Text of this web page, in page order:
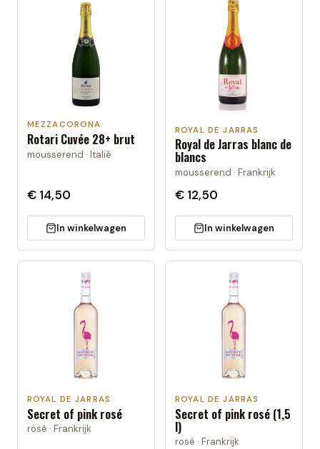
MEZZACORONA
Rotari Cuvée 28+ brut
mousserend · Italië
€ 14,50
In winkelwagen
ROYAL DE JARRAS
Royal de Jarras blanc de
blancs
mousserend · Frankrijk
€ 12,50
In winkelwagen
ROYAL DE JARRAS
Secret of pink rosé
rosé · Frankrijk
ROYAL DE JARRAS
Secret of pink rosé (1,5
l)
rosé · Frankrijk